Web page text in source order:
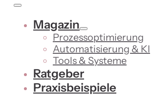
Magazin
Prozessoptimierung
Automatisierung & KI
Tools & Systeme
Ratgeber
Praxisbeispiele